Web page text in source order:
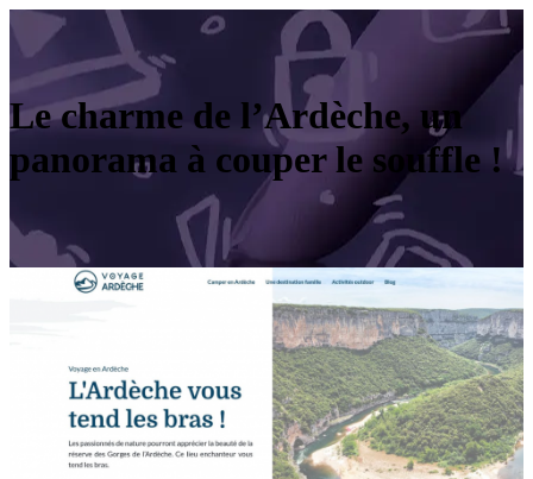
Le charme de l’Ardèche, un
panorama à couper le souffle !